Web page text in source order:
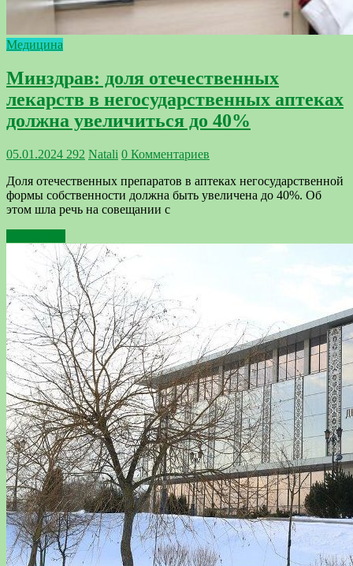
Медицина
Минздрав: доля отечественных
лекарств в негосударственных аптеках
должна увеличиться до 40%
05.01.2024 292 Natali 0 Комментариев
Доля отечественных препаратов в аптеках негосударственной
формы собственности должна быть увеличена до 40%. Об
этом шла речь на совещании с